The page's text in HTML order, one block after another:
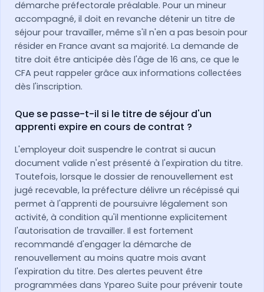
démarche préfectorale préalable. Pour un mineur
accompagné, il doit en revanche détenir un titre de
séjour pour travailler, même s'il n'en a pas besoin pour
résider en France avant sa majorité. La demande de
titre doit être anticipée dès l'âge de 16 ans, ce que le
CFA peut rappeler grâce aux informations collectées
dès l'inscription.
Que se passe-t-il si le titre de séjour d'un
apprenti expire en cours de contrat ?
L'employeur doit suspendre le contrat si aucun
document valide n'est présenté à l'expiration du titre.
Toutefois, lorsque le dossier de renouvellement est
jugé recevable, la préfecture délivre un récépissé qui
permet à l'apprenti de poursuivre légalement son
activité, à condition qu'il mentionne explicitement
l'autorisation de travailler. Il est fortement
recommandé d'engager la démarche de
renouvellement au moins quatre mois avant
l'expiration du titre. Des alertes peuvent être
programmées dans Ypareo Suite pour prévenir toute